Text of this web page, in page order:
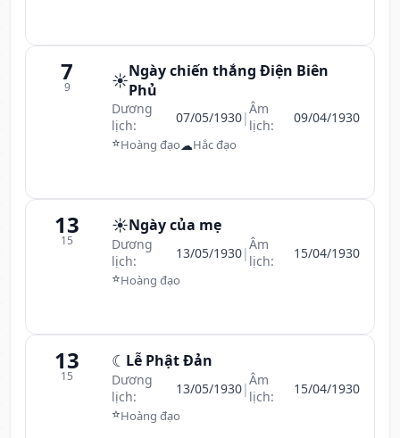
7
9 ☀️Ngày chiến thắng Điện Biên
Phủ
Dương
lịch:
07/05/1930|Âm
lịch:
09/04/1930
⭐Hoàng đạo☁Hắc đạo
13
15
☀️Ngày của mẹ
Dương
lịch:
13/05/1930|Âm
lịch:
15/04/1930
⭐Hoàng đạo
13
15
☾ Lễ Phật Đản
Dương
lịch:
13/05/1930|Âm
lịch:
15/04/1930
⭐Hoàng đạo